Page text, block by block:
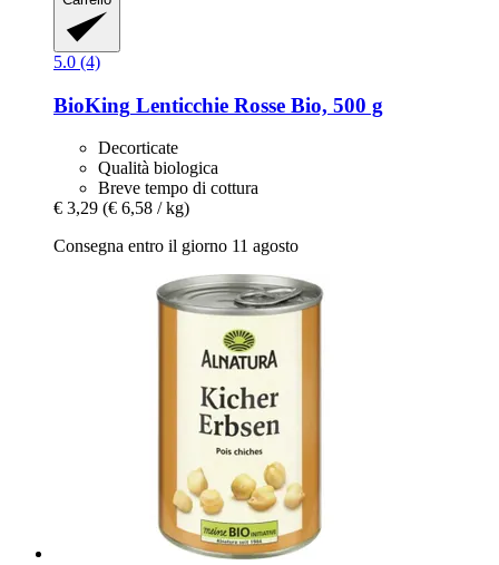
5.0 (4)
BioKing Lenticchie Rosse Bio, 500 g
Decorticate
Qualità biologica
Breve tempo di cottura
€ 3,29 (€ 6,58 / kg)
Consegna entro il giorno 11 agosto